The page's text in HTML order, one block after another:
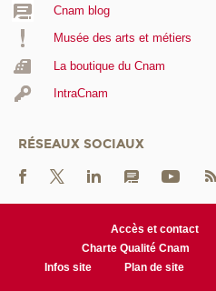
Cnam blog
Musée des arts et métiers
La boutique du Cnam
IntraCnam
RÉSEAUX SOCIAUX
Accès et contact
Charte Qualité Cnam
Infos site
Plan de site